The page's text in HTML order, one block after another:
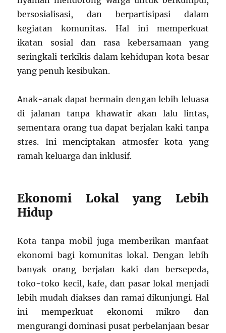
bersosialisasi, dan berpartisipasi dalam
kegiatan komunitas. Hal ini memperkuat
ikatan sosial dan rasa kebersamaan yang
seringkali terkikis dalam kehidupan kota besar
yang penuh kesibukan.
Anak-anak dapat bermain dengan lebih leluasa
di jalanan tanpa khawatir akan lalu lintas,
sementara orang tua dapat berjalan kaki tanpa
stres. Ini menciptakan atmosfer kota yang
ramah keluarga dan inklusif.
Ekonomi Lokal yang Lebih
Hidup
Kota tanpa mobil juga memberikan manfaat
ekonomi bagi komunitas lokal. Dengan lebih
banyak orang berjalan kaki dan bersepeda,
toko-toko kecil, kafe, dan pasar lokal menjadi
lebih mudah diakses dan ramai dikunjungi. Hal
ini memperkuat ekonomi mikro dan
mengurangi dominasi pusat perbelanjaan besar